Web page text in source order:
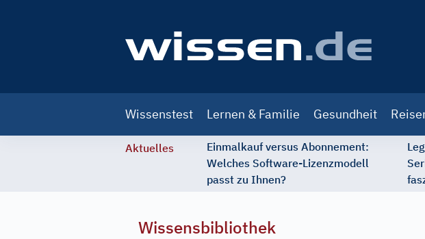
navigation
Wissenstest Lernen & Familie Gesundheit
Aktuelles
Einmalkauf versus Abonnement:
Welches Software-Lizenzmodell
passt zu Ihnen?
Wissensbibliothek